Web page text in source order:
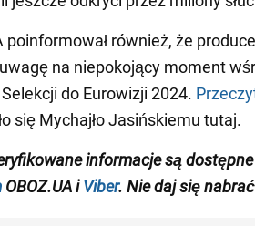
poinformował również, że
na niepokojący moment
do Eurowizji 2024.
się Mychajło Jasińskiemu tutaj.
informacje są
OBOZ.UA iViber. Nie daj się